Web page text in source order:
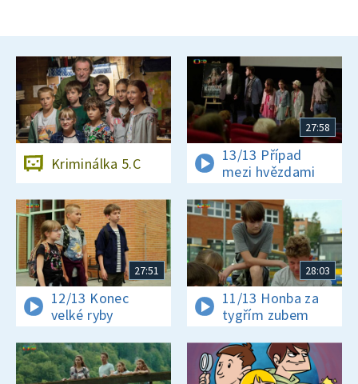
Kriminálka 5.C
27:58
13/13 Případ
mezi hvězdami
27:51
12/13 Konec
velké ryby
28:03
11/13 Honba za
tygřím zubem